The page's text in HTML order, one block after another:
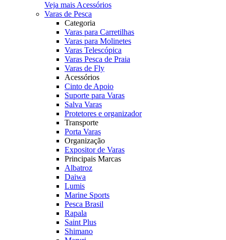
Veja mais Acessórios
Varas de Pesca
Categoria
Varas para Carretilhas
Varas para Molinetes
Varas Telescópica
Varas Pesca de Praia
Varas de Fly
Acessórios
Cinto de Apoio
Suporte para Varas
Salva Varas
Protetores e organizador
Transporte
Porta Varas
Organização
Expositor de Varas
Principais Marcas
Albatroz
Daiwa
Lumis
Marine Sports
Pesca Brasil
Rapala
Saint Plus
Shimano